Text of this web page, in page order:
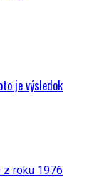
je výsledok